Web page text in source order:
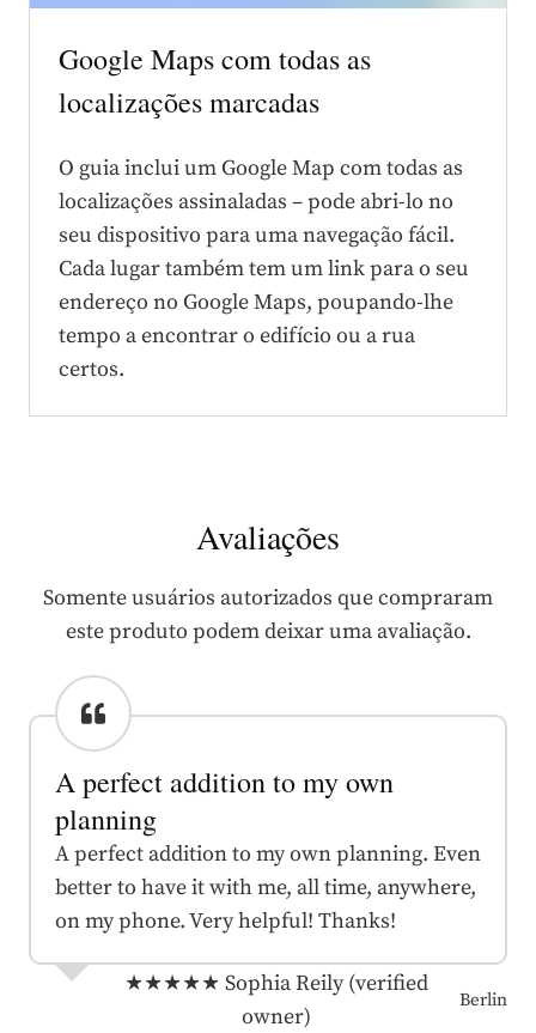
Google Maps com todas as
localizações marcadas
O guia inclui um Google Map com todas as
localizações assinaladas – pode abri-lo no
seu dispositivo para uma navegação fácil.
Cada lugar também tem um link para o seu
endereço no Google Maps, poupando-lhe
tempo a encontrar o edifício ou a rua
certos.
Avaliações
Somente usuários autorizados que compraram
este produto podem deixar uma avaliação.
A perfect addition to my own
planning
A perfect addition to my own planning. Even
better to have it with me, all time, anywhere,
on my phone. Very helpful! Thanks!
★★★★★ Sophia Reily (verified
owner)
Berlin